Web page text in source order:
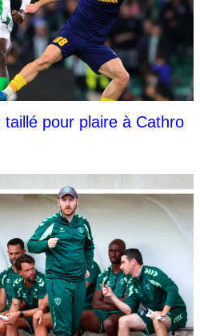
pour plaire à Cathro